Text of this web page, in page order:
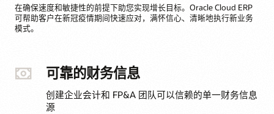
在确保速度和敏捷性的前提下助您实现增长目标。Oracle Cloud ERP
可帮助客户在新冠疫情期间快速应对，满怀信心、清晰地执行新业务
模式。
可靠的财务信息
创建企业会计和 FP&A 团队可以信赖的单一财务信息
源